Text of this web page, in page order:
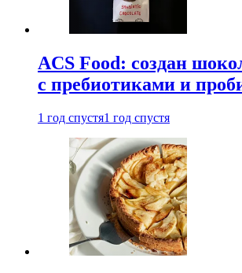
ACS Food: создан
с пребиотиками и
1 год спустя1 год спустя